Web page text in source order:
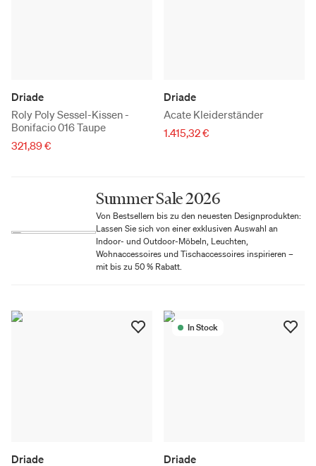
Driade
Roly Poly Sessel-Kissen -
Bonifacio 016 Taupe
321,89 €
Driade
Acate Kleiderständer
1.415,32 €
Summer Sale 2026
Von Bestsellern bis zu den neuesten Designprodukten:
Lassen Sie sich von einer exklusiven Auswahl an
Indoor- und Outdoor-Möbeln, Leuchten,
Wohnaccessoires und Tischaccessoires inspirieren –
mit bis zu 50 % Rabatt.
Driade
In Stock
Driade